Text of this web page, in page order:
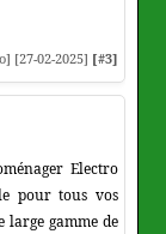
[27-02-2025] [#3]
Electro
pour tous vos
large gamme de